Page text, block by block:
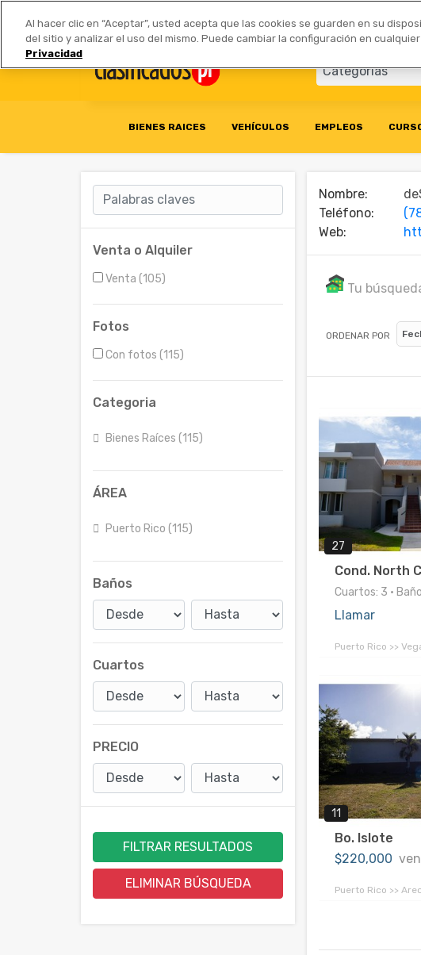
Anúnciate | Tarifas Socios Comerciales
BIENES RAICES VEHÍCULOS EMPLEOS
Venta o Alquiler
Venta (105)
Fotos
Con fotos (115)
Categoria
Bienes Raíces (115)
ÁREA
Puerto Rico (115)
Baños
Cuartos
PRECIO
FILTRAR RESULTADOS
ELIMINAR BÚSQUEDA
Nombre:
Teléfono:
Web:
Tu
ORDENAR POR
27
Cond. North
Cuartos: 3 •
Llamar
Puerto Rico >>
11
Bo. Islote
$220,000
Puerto Rico >>
Al hacer clic en “Aceptar”, usted acepta que las cookies se guarden en su
del sitio y analizar el uso del mismo. Puede cambiar la configuración en
Privacidad